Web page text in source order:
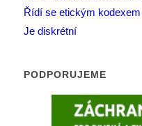
Řídí se etickým kodexem
Je diskrétní
PODPORUJEME